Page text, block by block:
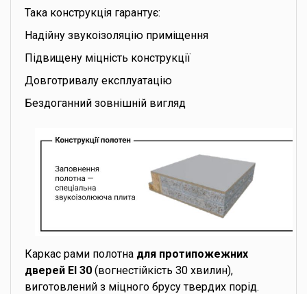
Така конструкція гарантує:
Надійну звукоізоляцію приміщення
Підвищену міцність конструкції
Довготривалу експлуатацію
Бездоганний зовнішній вигляд
Каркас рами полотна для протипожежних
дверей EI 30 (вогнестійкість 30 хвилин),
виготовлений з міцного брусу твердих порід.